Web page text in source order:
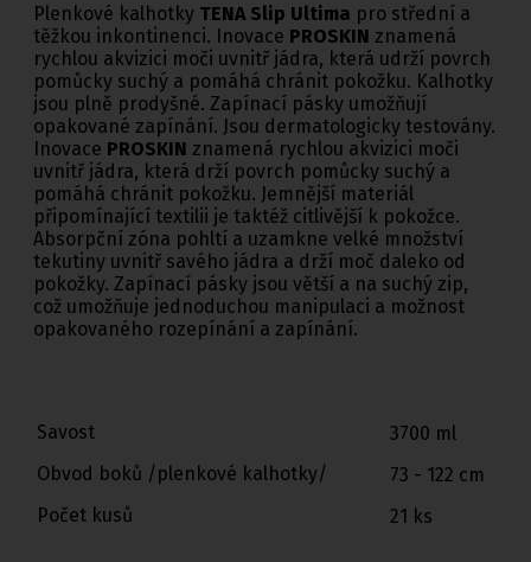
Plenkové kalhotky TENA Slip Ultima pro střední a
těžkou inkontinenci. Inovace PROSKIN znamená
rychlou akvizici moči uvnitř jádra, která udrží povrch
pomůcky suchý a pomáhá chránit pokožku. Kalhotky
jsou plně prodyšné. Zapínací pásky umožňují
opakované zapínání. Jsou dermatologicky testovány.
Inovace PROSKIN znamená rychlou akvizici moči
uvnitř jádra, která drží povrch pomůcky suchý a
pomáhá chránit pokožku. Jemnější materiál
připomínající textilii je taktéž citlivější k pokožce.
Absorpční zóna pohltí a uzamkne velké množství
tekutiny uvnitř savého jádra a drží moč daleko od
pokožky. Zapínací pásky jsou větší a na suchý zip,
což umožňuje jednoduchou manipulaci a možnost
opakovaného rozepínání a zapínání.
Savost
3700 ml
Obvod boků /plenkové kalhotky/
73 - 122 cm
Počet kusů
21 ks